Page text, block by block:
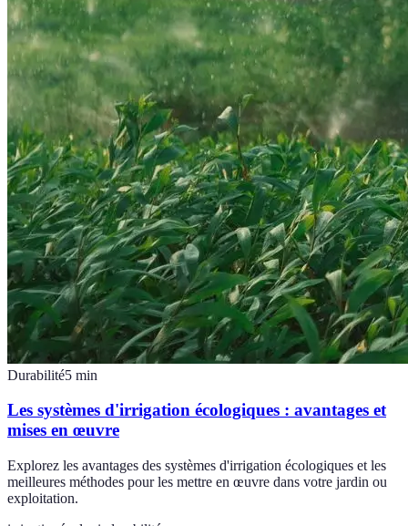
Durabilité5 min
Les systèmes d'irrigation écologiques : avantages et
mises en œuvre
Explorez les avantages des systèmes d'irrigation écologiques et les
meilleures méthodes pour les mettre en œuvre dans votre jardin ou
exploitation.